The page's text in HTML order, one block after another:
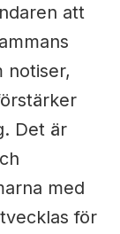
att
notiser,
Det är
med
för